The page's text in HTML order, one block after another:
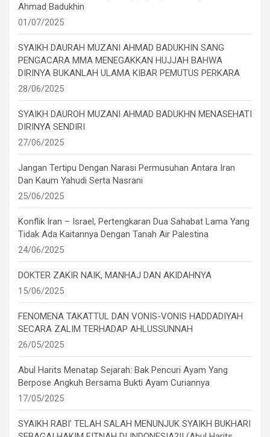
Ahmad Badukhin
01/07/2025
SYAIKH DAURAH MUZANI AHMAD BADUKHIN SANG
PENGACARA MMA MENEGAKKAN HUJJAH BAHWA
DIRINYA BUKANLAH ULAMA KIBAR PEMUTUS PERKARA
28/06/2025
SYAIKH DAUROH MUZANI AHMAD BADUKHN MENASEHATI
DIRINYA SENDIRI
27/06/2025
Jangan Tertipu Dengan Narasi Permusuhan Antara Iran
Dan Kaum Yahudi Serta Nasrani
25/06/2025
Konflik Iran – Israel, Pertengkaran Dua Sahabat Lama Yang
Tidak Ada Kaitannya Dengan Tanah Air Palestina
24/06/2025
DOKTER ZAKIR NAIK, MANHAJ DAN AKIDAHNYA
15/06/2025
FENOMENA TAKATTUL DAN VONIS-VONIS HADDADIYAH
SECARA ZALIM TERHADAP AHLUSSUNNAH
26/05/2025
Abul Harits Menatap Sejarah: Bak Pencuri Ayam Yang
Berpose Angkuh Bersama Bukti Ayam Curiannya
17/05/2025
SYAIKH RABI’ TELAH SALAH MENUNJUK SYAIKH BUKHARI